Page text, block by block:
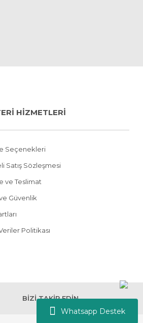
Whatsapp Destek
HİZMETLERİ
Seçenekleri
Satış Sözleşmesi
ve Teslimat
Güvenlik
Politikası
BİZİ TAKİP EDİN